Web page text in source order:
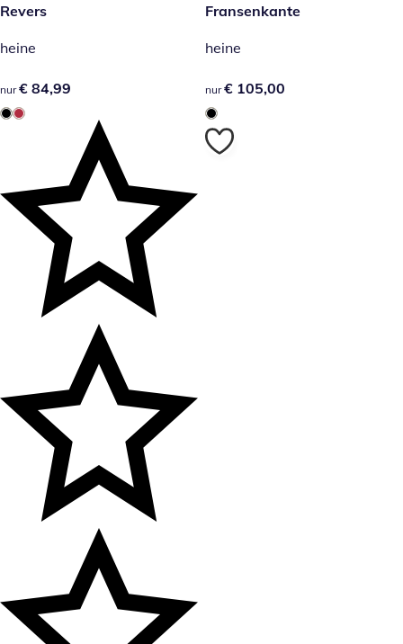
Revers
heine
€ 84,99
nur € 84,99
Fransenkante
heine
€ 105,00
nur € 105,00